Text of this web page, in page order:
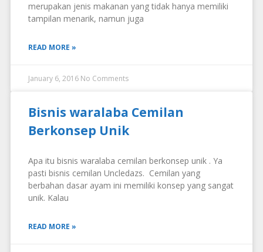
merupakan jenis makanan yang tidak hanya memiliki
tampilan menarik, namun juga
READ MORE »
January 6, 2016 No Comments
Bisnis waralaba Cemilan
Berkonsep Unik
Apa itu bisnis waralaba cemilan berkonsep unik . Ya
pasti bisnis cemilan Uncledazs. Cemilan yang
berbahan dasar ayam ini memiliki konsep yang sangat
unik. Kalau
READ MORE »